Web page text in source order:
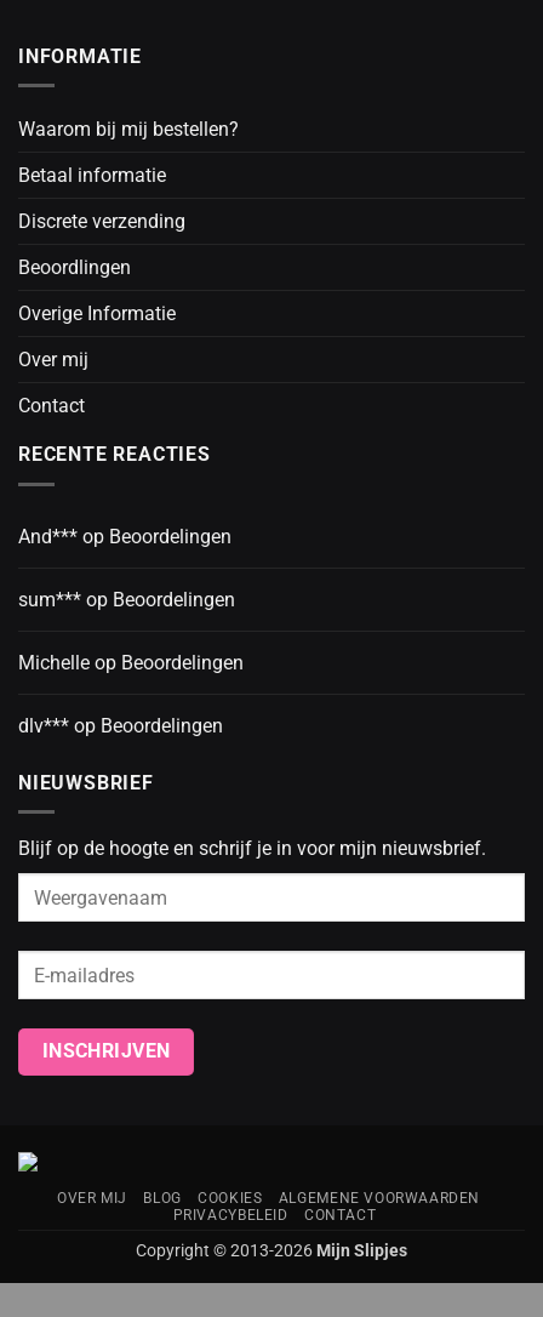
INFORMATIE
Waarom bij mij bestellen?
Betaal informatie
Discrete verzending
Beoordlingen
Overige Informatie
Over mij
Contact
RECENTE REACTIES
And*** op Beoordelingen
sum*** op Beoordelingen
Michelle op Beoordelingen
dlv*** op Beoordelingen
NIEUWSBRIEF
Blijf op de hoogte en schrijf je in voor mijn nieuwsbrief.
OVER MIJ BLOG COOKIES
ALGEMENE VOORWAARDEN
PRIVACYBELEID
CONTACT
Copyright © 2013-2026 Mijn Slipjes